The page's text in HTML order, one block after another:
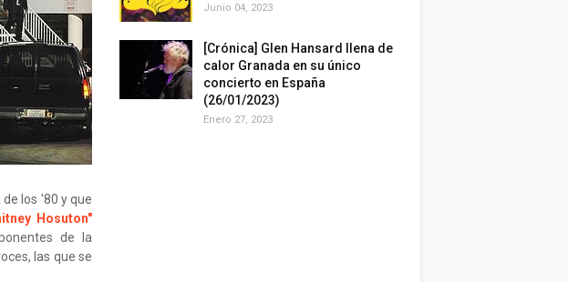
los '80 y que
Hosuton"
de la
las que se
Junio 04, 2023
[Crónica] Glen Hansard llena de
calor Granada en su único
concierto en España
(26/01/2023)
Enero 27, 2023